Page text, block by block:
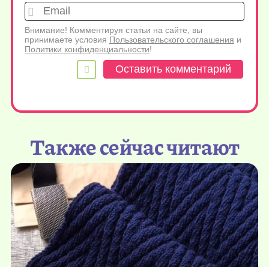
Внимание! Комментируя статьи на сайте, вы
принимаете условия Пользовательского соглашения и
Политики конфиденциальности!
Также сейчас читают